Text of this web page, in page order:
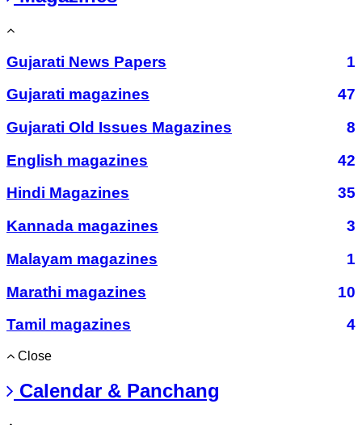
Gujarati News Papers
1
Gujarati magazines
47
Gujarati Old Issues Magazines
8
English magazines
42
Hindi Magazines
35
Kannada magazines
3
Malayam magazines
1
Marathi magazines
10
Tamil magazines
4
Close
Calendar & Panchang